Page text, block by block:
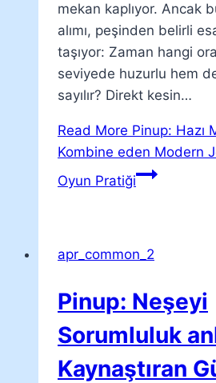
mekan kaplıyor. Ancak
alımı, peşinden belirli
taşıyor: Zaman hangi
seviyede huzurlu hem
sayılır? Direkt kesin…
Read More Pinup: Hazı
Kombine eden Modern
Oyun Pratiği
apr_common_2
Pinup: Neşeyi
Sorumluluk
Kaynaştıran